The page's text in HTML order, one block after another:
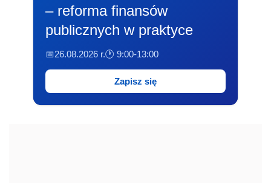
– reforma finansów
publicznych w praktyce
📅26.08.2026 r.🕐 9:00-13:00
Zapisz się